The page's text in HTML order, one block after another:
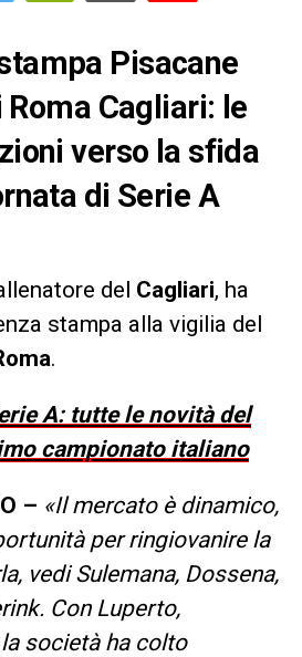
Pisacane
Cagliari: le
verso la sfida
di Serie A
del Cagliari, ha
stampa alla vigilia del
.
A: tutte le novità del
campionato italiano
– «Il mercato è dinamico,
per ringiovanire la
vedi Sulemana, Dossena,
Con Luperto,
società ha colto